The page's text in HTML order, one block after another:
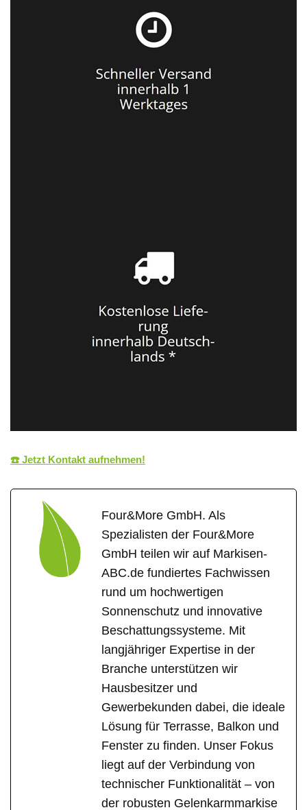
☎️ Jetzt Kontakt aufnehmen!
Four&More GmbH. Als
Spezialisten der Four&More
GmbH teilen wir auf Markisen-
ABC.de fundiertes Fachwissen
rund um hochwertigen
Sonnenschutz und innovative
Beschattungssysteme. Mit
langjähriger Expertise in der
Branche unterstützen wir
Hausbesitzer und
Gewerbekunden dabei, die ideale
Lösung für Terrasse, Balkon und
Fenster zu finden. Unser Fokus
liegt auf der Verbindung von
technischer Funktionalität – von
der robusten Gelenkarmmarkise